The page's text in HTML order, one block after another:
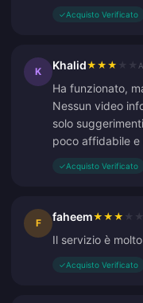
✓Acquisto Verificato
K Khalid★ ★ ★
Ha funzionato,
Nessun video
solo
poco affidabile e
✓Acquisto Verificato
F faheem★ ★ ★
Il servizio è
✓Acquisto Verificato